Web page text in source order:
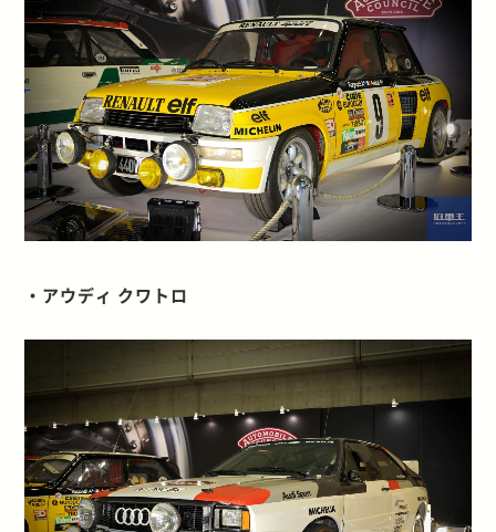
・アウディ クワトロ